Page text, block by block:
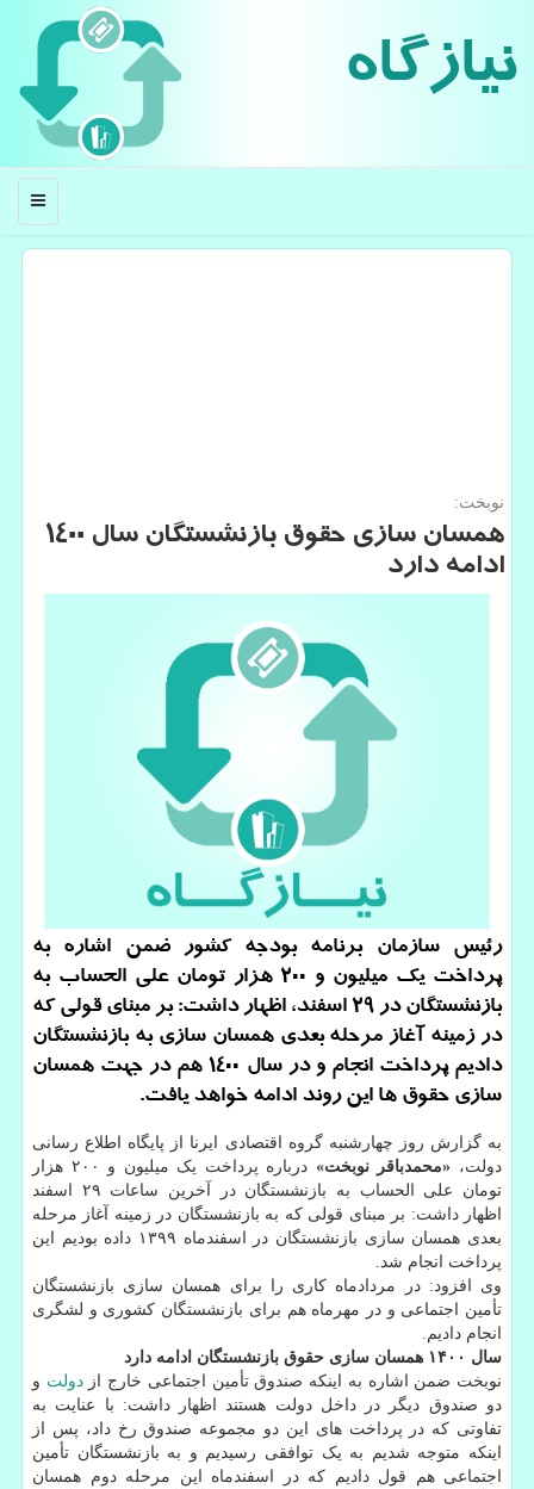
نیازگاه
منو
نوبخت:
همسان سازی حقوق بازنشستگان سال ۱۴۰۰
ادامه دارد
رئیس سازمان برنامه بودجه کشور ضمن اشاره به
پرداخت یک میلیون و ۲۰۰ هزار تومان علی الحساب به
بازنشستگان در ۲۹ اسفند، اظهار داشت: بر مبنای قولی که
در زمینه آغاز مرحله بعدی همسان سازی به بازنشستگان
دادیم پرداخت انجام و در سال ۱۴۰۰ هم در جهت همسان
سازی حقوق ها این روند ادامه خواهد یافت.
به گزارش روز چهارشنبه گروه اقتصادی ایرنا از پایگاه اطلاع رسانی
دولت، «محمدباقر نوبخت»
درباره پرداخت یک میلیون و ۲۰۰ هزار
تومان علی الحساب به بازنشستگان در آخرین ساعات ۲۹ اسفند
اظهار داشت: بر مبنای قولی که به بازنشستگان در زمینه آغاز مرحله
بعدی همسان سازی بازنشستگان در اسفندماه ۱۳۹۹ داده بودیم این
پرداخت انجام شد.
وی افزود: در مردادماه کاری را برای همسان سازی بازنشستگان
تأمین اجتماعی و در مهرماه هم برای بازنشستگان کشوری و لشگری
انجام دادیم.
سال ۱۴۰۰ همسان سازی حقوق بازنشستگان ادامه دارد
نوبخت ضمن اشاره به اینکه صندوق تأمین اجتماعی خارج ازدولت و
دو صندوق دیگر در داخل دولت هستند اظهار داشت: با عنایت به
تفاوتی که در پرداخت های این دو مجموعه صندوق رخ داد، پس از
اینکه متوجه شدیم به یک توافقی رسیدیم و به بازنشستگان تأمین
اجتماعی هم قول دادیم که در اسفندماه این مرحله دوم همسان